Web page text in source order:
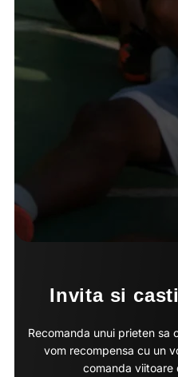
Invita si
Recomanda unui prieten sa
vom recompensa cu un
comanda viitoare